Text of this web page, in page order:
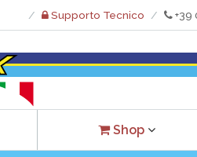
Supporto Tecnico +39
Shop